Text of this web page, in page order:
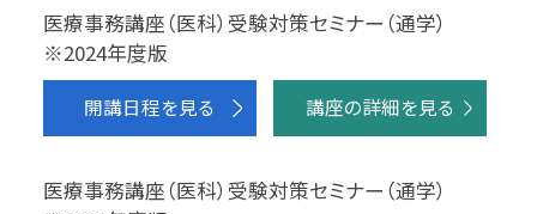
医療事務講座（医科）受験対策セミナー（通学）
※2024年度版
開講日程を見る 講座の詳細を見る
医療事務講座（医科）受験対策セミナー（通学）